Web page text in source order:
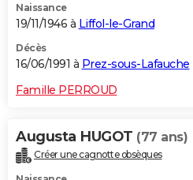
Naissance
19/11/1946 à Liffol-le-Grand
Décès
16/06/1991 à Prez-sous-Lafauche
Famille PERROUD
Augusta HUGOT (77 ans)
Créer une cagnotte obsèques